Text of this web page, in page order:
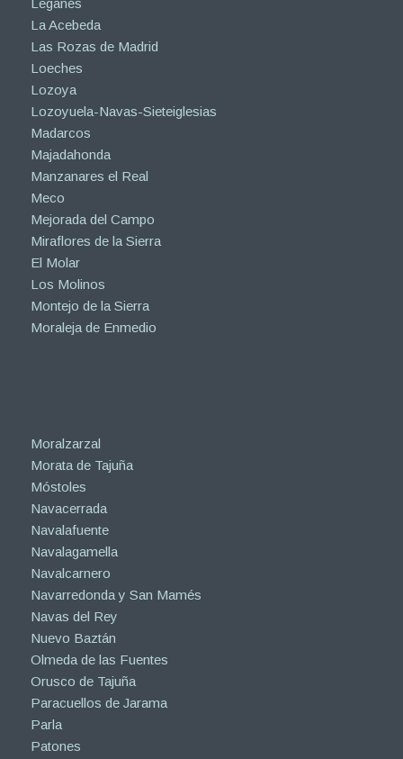
La Acebeda
Las Rozas de Madrid
Loeches
Lozoya
Lozoyuela-Navas-Sieteiglesias
Madarcos
Majadahonda
Manzanares el Real
Meco
Mejorada del Campo
Miraflores de la Sierra
El Molar
Los Molinos
Montejo de la Sierra
Moraleja de Enmedio
Moralzarzal
Morata de Tajuña
Móstoles
Navacerrada
Navalafuente
Navalagamella
Navalcarnero
Navarredonda y San Mamés
Navas del Rey
Nuevo Baztán
Olmeda de las Fuentes
Orusco de Tajuña
Paracuellos de Jarama
Parla
Patones